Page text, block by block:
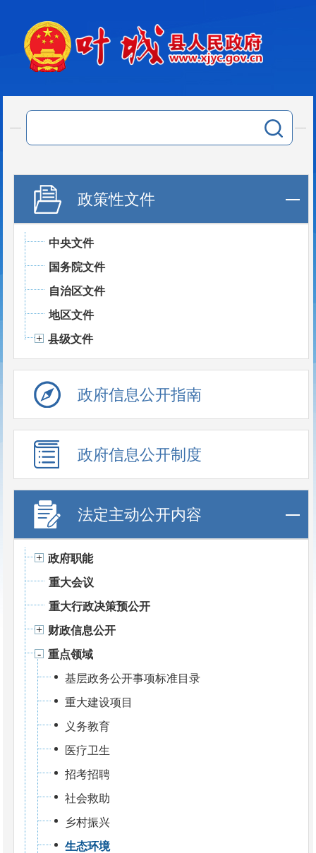
政策性文件
中央文件
国务院文件
自治区文件
地区文件
县级文件
政府信息公开指南
政府信息公开制度
法定主动公开内容
政府职能
重大会议
重大行政决策预公开
财政信息公开
重点领域
基层政务公开事项标准目录
重大建设项目
义务教育
医疗卫生
招考招聘
社会救助
乡村振兴
生态环境